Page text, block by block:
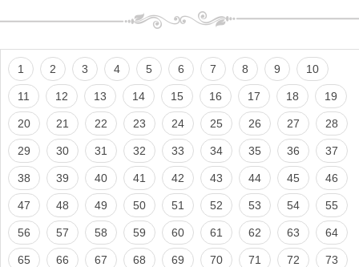
1 2 3 4 5 6 7 8 9 10
11 12 13 14 15 16 17 18 19
20 21 22 23 24 25 26 27 28
29 30 31 32 33 34 35 36 37
38 39 40 41 42 43 44 45 46
47 48 49 50 51 52 53 54 55
56 57 58 59 60 61 62 63 64
65 66 67 68 69 70 71 72 73